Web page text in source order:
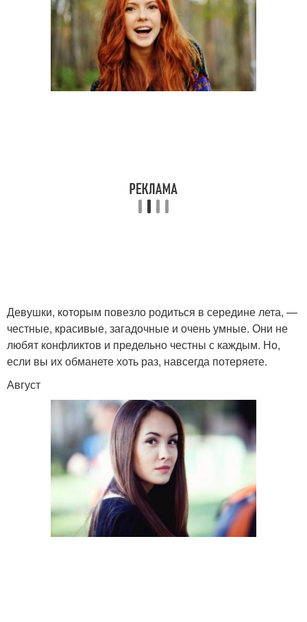
Девушки, которым повезло родиться в середине лета, —
честные, красивые, загадочные и очень умные. Они не
любят конфликтов и предельно честны с каждым. Но,
если вы их обманете хоть раз, навсегда потеряете.
Август